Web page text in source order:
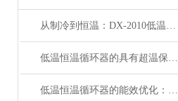
从制冷到恒温：DX-2010低温恒温循环器的核心原理解析
低温恒温循环器的具有超温保护，传感器异常保护功能
低温恒温循环器的能效优化：如何节约能源消耗